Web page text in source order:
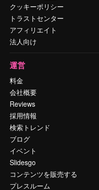
クッキーポリシー
トラストセンター
アフィリエイト
法人向け
運営
料金
会社概要
Reviews
採用情報
検索トレンド
ブログ
イベント
Slidesgo
コンテンツを販売する
プレスルーム